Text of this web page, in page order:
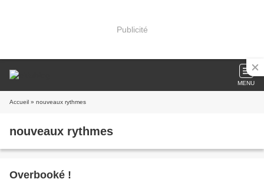
Publicité
MENU
Accueil » nouveaux rythmes
nouveaux rythmes
Overbooké !